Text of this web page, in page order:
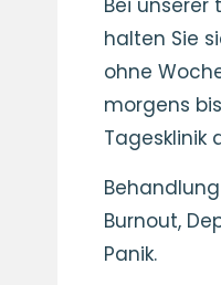
Bei unserer
halten Sie
ohne
morgens
Tagesklinik
Burnout,
Panik.